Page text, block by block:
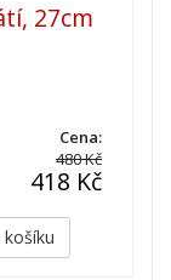
27cm
Cena:
480 Kč
418 Kč